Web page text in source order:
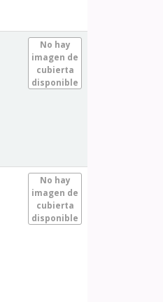
No hay
imagen de
cubierta
disponible
No hay
imagen de
cubierta
disponible